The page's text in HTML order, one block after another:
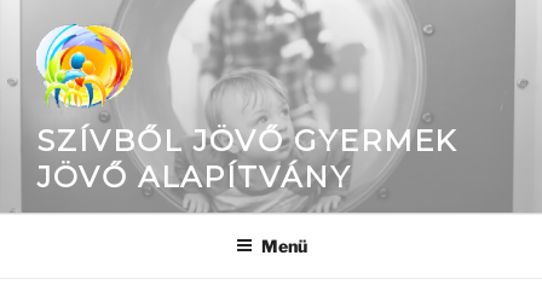
SZÍVBŐL JÖVŐ GYERMEK
JÖVŐ ALAPÍTVÁNY
Menü